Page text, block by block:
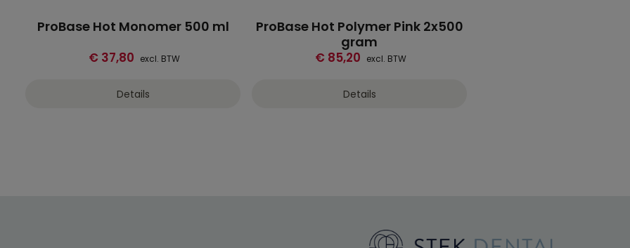
ProBase Hot Monomer 500 ml
€ 37,80 excl. BTW
Details
ProBase Hot Polymer Pink 2x500
gram
€ 85,20 excl. BTW
Details